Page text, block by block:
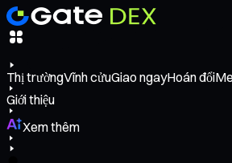
Thị trườngVĩnh cửuGiao ngayHoán đổi
Giới thiệu
Xem thêm